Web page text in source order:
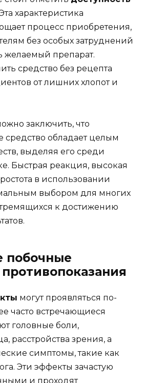
характеристика
процесс приобретения,
без особых затруднений
желаемый препарат.
средство без рецепта
от лишних хлопот и
заключить, что
средство обладает целым
выделяя его среди
Быстрая реакция, высокая
в использовании
выбором для многих
к достижению
побочные
могут проявляться по-
часто встречающиеся
головные боли,
расстройства зрения, а
симптомы, такие как
Эти эффекты зачастую
и проходят